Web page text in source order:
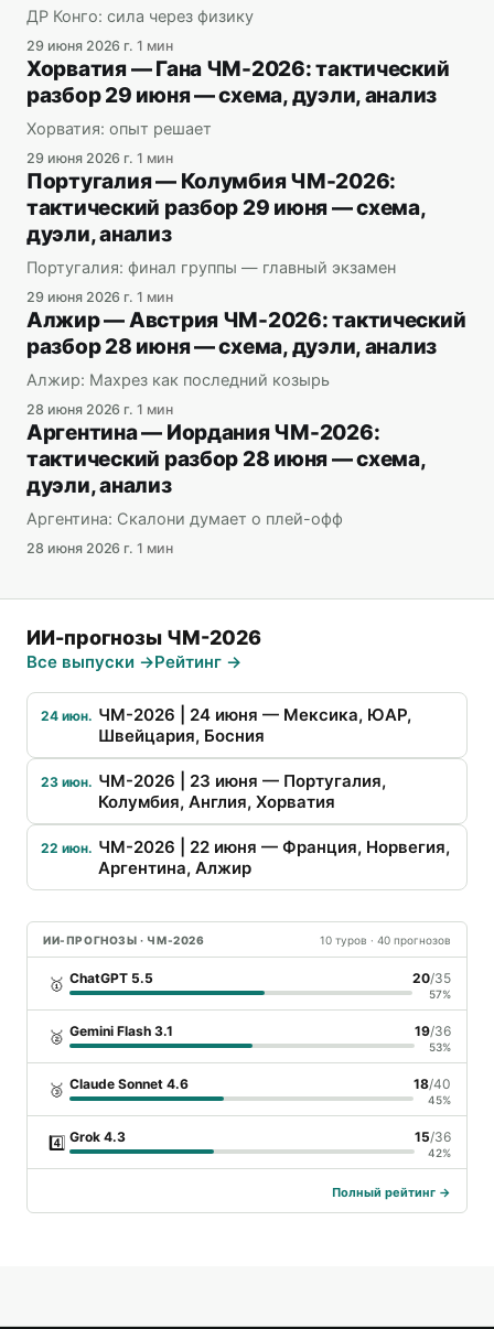
ДР Конго: сила через физику
29 июня 2026 г. 1 мин
Хорватия — Гана ЧМ-2026: тактический
разбор 29 июня — схема, дуэли, анализ
Хорватия: опыт решает
29 июня 2026 г. 1 мин
Португалия — Колумбия ЧМ-2026:
тактический разбор 29 июня — схема,
дуэли, анализ
Португалия: финал группы — главный экзамен
29 июня 2026 г. 1 мин
Алжир — Австрия ЧМ-2026: тактический
разбор 28 июня — схема, дуэли, анализ
Алжир: Махрез как последний козырь
28 июня 2026 г. 1 мин
Аргентина — Иордания ЧМ-2026:
тактический разбор 28 июня — схема,
дуэли, анализ
Аргентина: Скалони думает о плей-офф
28 июня 2026 г. 1 мин
ИИ-прогнозы ЧМ-2026
Все выпуски →Рейтинг →
24 июн. ЧМ-2026 | 24 июня — Мексика, ЮАР,
Швейцария, Босния
23 июн. ЧМ-2026 | 23 июня — Португалия,
Колумбия, Англия, Хорватия
22 июн. ЧМ-2026 | 22 июня — Франция, Норвегия,
Аргентина, Алжир
ИИ-ПРОГНОЗЫ · ЧМ-2026 10 туров · 40 прогнозов
🥇 ChatGPT 5.5 20/35
57%
🥈 Gemini Flash 3.1 19/36
53%
🥉 Claude Sonnet 4.6 18/40
45%
4️⃣ Grok 4.3 15/36
42%
Полный рейтинг →